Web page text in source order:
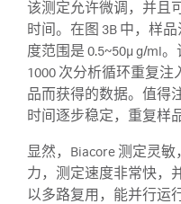
该测定允许微调，并且
时间。在图 3B 中，样
度范围是 0.5~50µ g/ml
1000 次分析循环重复
品而获得的数据。值得
时间逐步稳定，重复样
显然，Biacore 测定灵
力，测定速度非常快，
以多路复用，能并行运